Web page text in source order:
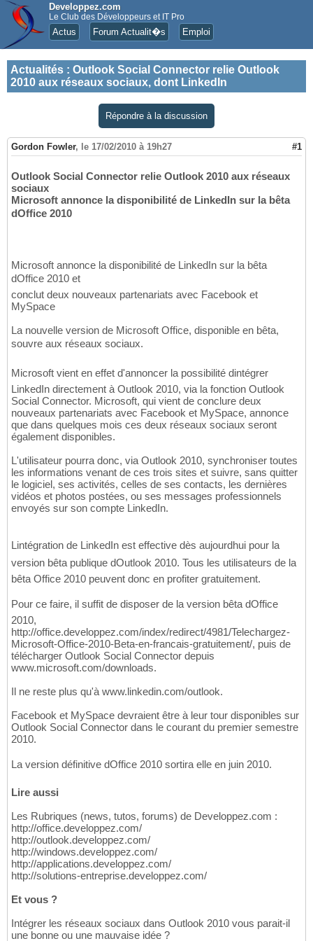
Developpez.com
Le Club des Développeurs et IT Pro
Actus Forum Actualit�s Emploi
Actualités : Outlook Social Connector relie Outlook
2010 aux réseaux sociaux, dont LinkedIn
Répondre à la discussion
Gordon Fowler, le 17/02/2010 à 19h27 #1
Outlook Social Connector relie Outlook 2010 aux réseaux
sociaux
Microsoft annonce la disponibilité de LinkedIn sur la bêta
dOffice 2010
Microsoft annonce la disponibilité de LinkedIn sur la bêta
dOffice 2010 et
conclut deux nouveaux partenariats avec Facebook et
MySpace
La nouvelle version de Microsoft Office, disponible en bêta,
souvre aux réseaux sociaux.
Microsoft vient en effet d'annoncer la possibilité dintégrer
LinkedIn directement à Outlook 2010, via la fonction Outlook
Social Connector. Microsoft, qui vient de conclure deux
nouveaux partenariats avec Facebook et MySpace, annonce
que dans quelques mois ces deux réseaux sociaux seront
également disponibles.
L'utilisateur pourra donc, via Outlook 2010, synchroniser toutes
les informations venant de ces trois sites et suivre, sans quitter
le logiciel, ses activités, celles de ses contacts, les dernières
vidéos et photos postées, ou ses messages professionnels
envoyés sur son compte LinkedIn.
Lintégration de LinkedIn est effective dès aujourdhui pour la
version bêta publique dOutlook 2010. Tous les utilisateurs de la
bêta Office 2010 peuvent donc en profiter gratuitement.
Pour ce faire, il suffit de disposer de la version bêta dOffice
2010,
http://office.developpez.com/index/redirect/4981/Telechargez-
Microsoft-Office-2010-Beta-en-francais-gratuitement/, puis de
télécharger Outlook Social Connector depuis
www.microsoft.com/downloads.
Il ne reste plus qu'à www.linkedin.com/outlook.
Facebook et MySpace devraient être à leur tour disponibles sur
Outlook Social Connector dans le courant du premier semestre
2010.
La version définitive dOffice 2010 sortira elle en juin 2010.
Lire aussi
Les Rubriques (news, tutos, forums) de Developpez.com :
http://office.developpez.com/
http://outlook.developpez.com/
http://windows.developpez.com/
http://applications.developpez.com/
http://solutions-entreprise.developpez.com/
Et vous ?
Intégrer les réseaux sociaux dans Outlook 2010 vous parait-il
une bonne ou une mauvaise idée ?